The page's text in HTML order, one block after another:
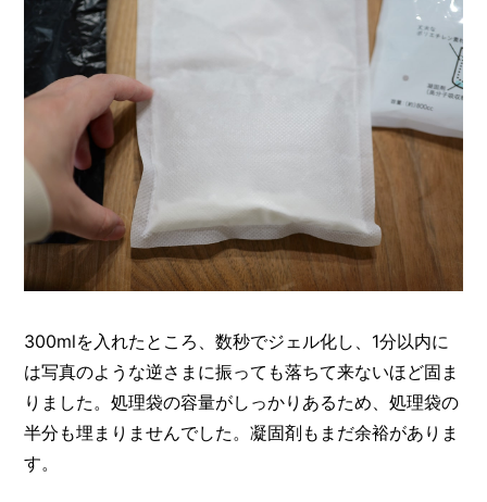
300mlを入れたところ、数秒でジェル化し、1分以内に
は写真のような逆さまに振っても落ちて来ないほど固ま
りました。処理袋の容量がしっかりあるため、処理袋の
半分も埋まりませんでした。凝固剤もまだ余裕がありま
す。